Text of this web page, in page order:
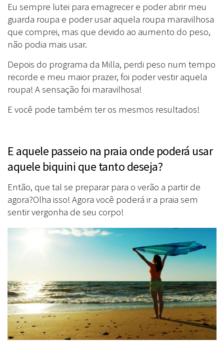
Eu sempre lutei para emagrecer e poder abrir meu
guarda roupa e poder usar aquela roupa maravilhosa
que comprei, mas que devido ao aumento do peso,
não podia mais usar.
Depois do programa da Milla, perdi peso num tempo
recorde e meu maior prazer, foi poder vestir aquela
roupa! A sensação foi maravilhosa!
E você pode também ter os mesmos resultados!
E aquele passeio na praia onde poderá usar
aquele biquini que tanto deseja?
Então, que tal se preparar para o verão a partir de
agora?Olha isso! Agora você poderá ir a praia sem
sentir vergonha de seu corpo!